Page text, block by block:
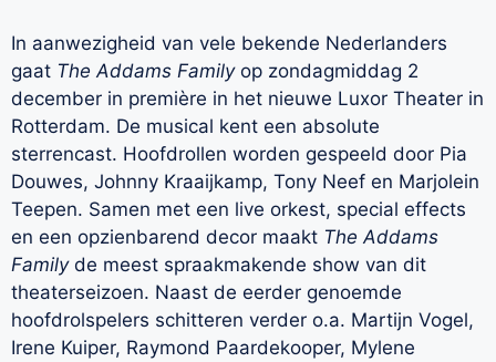
In aanwezigheid van vele bekende Nederlanders
gaat The Addams Familyop zondagmiddag 2
december in première in het nieuwe Luxor Theater in
Rotterdam. De musical kent een absolute
sterrencast. Hoofdrollen worden gespeeld door Pia
Douwes, Johnny Kraaijkamp, Tony Neef en Marjolein
Teepen. Samen met een live orkest, special effects
en een opzienbarend decor maakt The Addams
Familyde meest spraakmakende show van dit
theaterseizoen. Naast de eerder genoemde
hoofdrolspelers schitteren verder o.a. Martijn Vogel,
Irene Kuiper, Raymond Paardekooper, Mylene